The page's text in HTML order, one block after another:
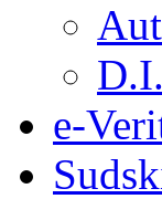
e-